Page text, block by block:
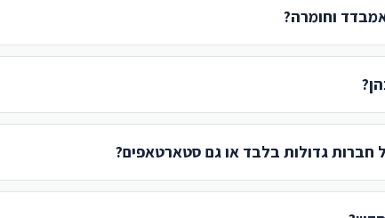
וחומרה?
חברות גדולות בלבד או גם סטארטאפים?